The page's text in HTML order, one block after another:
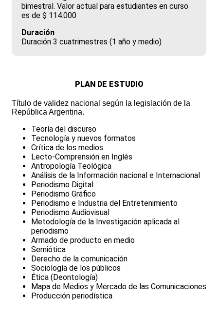
bimestral. Valor actual para estudiantes en curso
es de $ 114.000
Duración
Duración 3 cuatrimestres (1 año y medio)
PLAN DE ESTUDIO
Título de validez nacional según la legislación de la
República Argentina.
Teoría del discurso
Tecnología y nuevos formatos
Crítica de los medios
Lecto-Comprensión en Inglés
Antropología Teológica
Análisis de la Información nacional e Internacional
Periodismo Digital
Periodismo Gráfico
Periodismo e Industria del Entretenimiento
Periodismo Audiovisual
Metodología de la Investigación aplicada al
periodismo
Armado de producto en medio
Semiótica
Derecho de la comunicación
Sociología de los públicos
Ética (Deontología)
Mapa de Medios y Mercado de las Comunicaciones
Producción periodística